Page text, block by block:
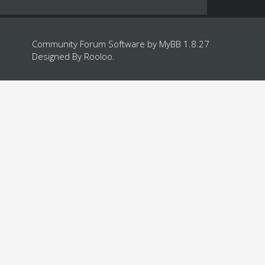
Community Forum Software by MyBB 1.8.27
Designed By Rooloo.